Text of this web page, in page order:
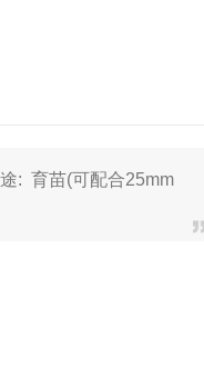
: 育苗(可配合25mm